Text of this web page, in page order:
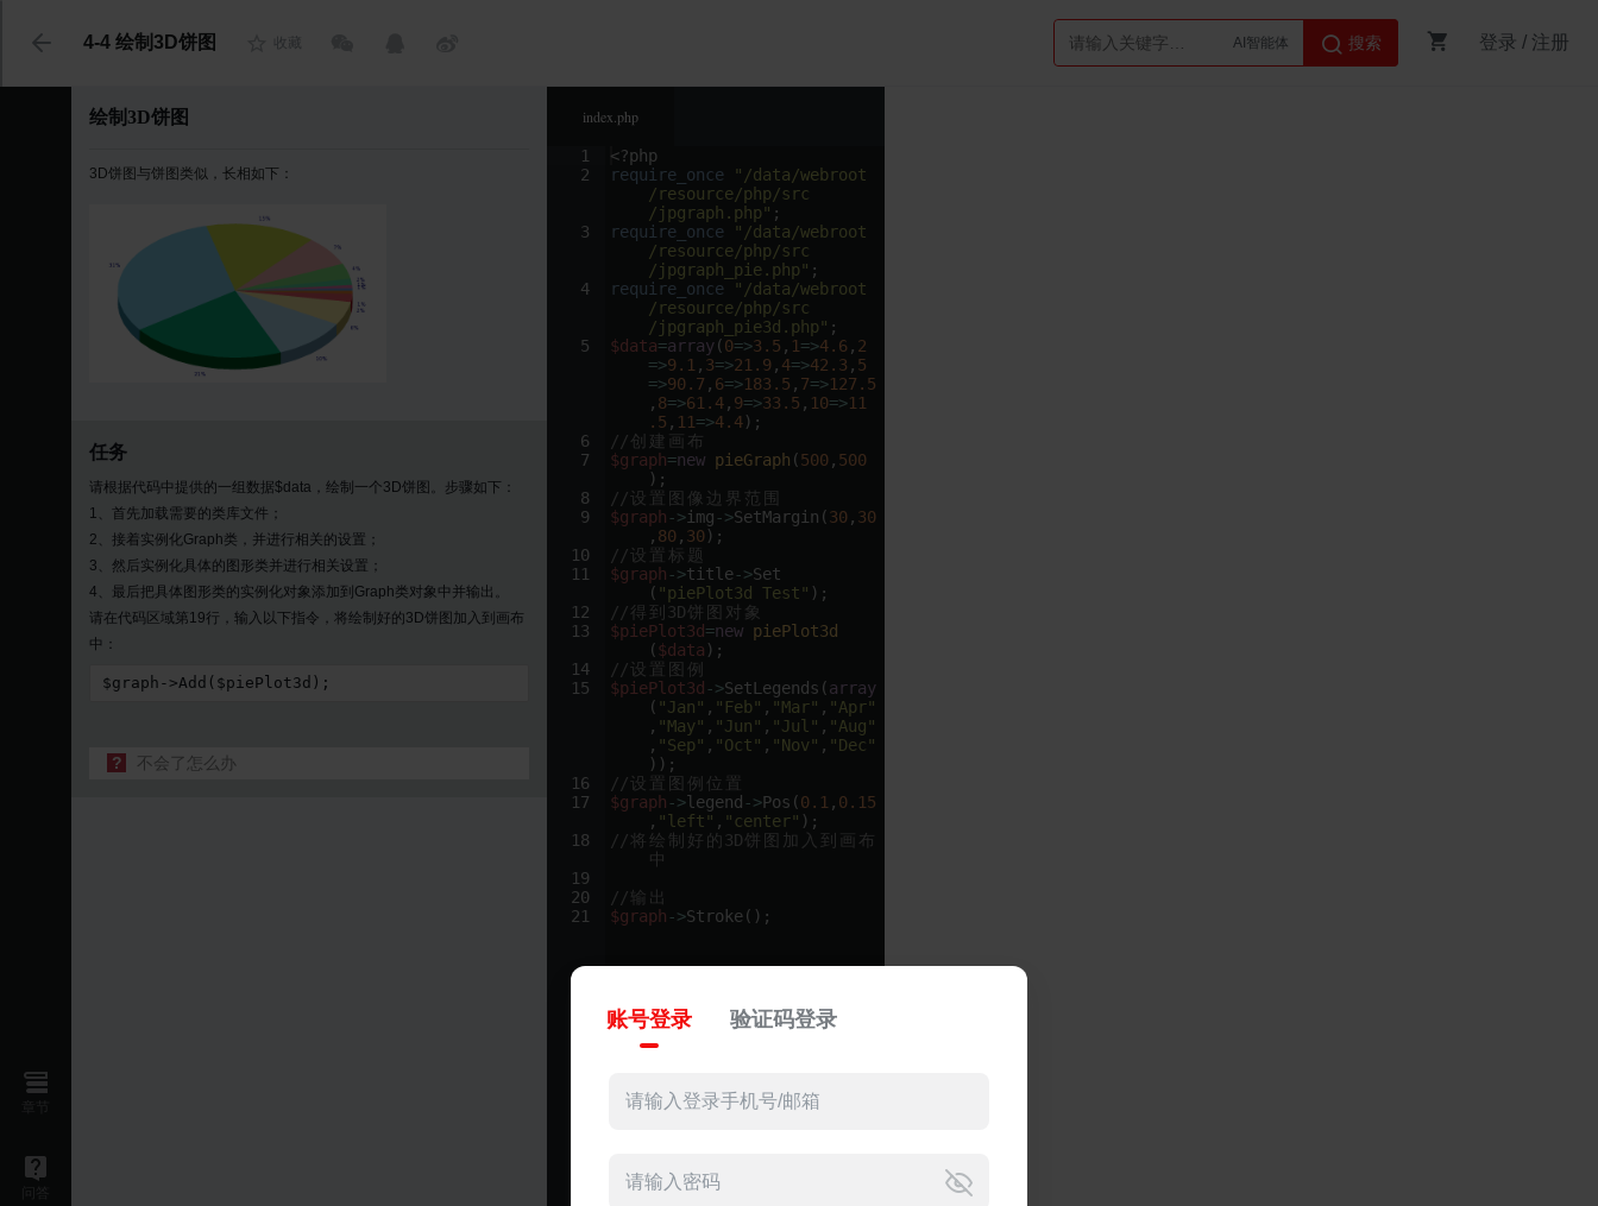
4-4 绘制3D饼图 收藏
Python
AI智能体
搜索 登录 / 注册
绘制3D饼图
3D饼图与饼图类似，长相如下：
任务
请根据代码中提供的一组数据$data，绘制一个3D饼图。步骤如下：
1、首先加载需要的类库文件；
2、接着实例化Graph类，并进行相关的设置；
3、然后实例化具体的图形类并进行相关设置；
4、最后把具体图形类的实例化对象添加到Graph类对象中并输出。
请在代码区域第19行，输入以下指令，将绘制好的3D饼图加入到画布
中：
$graph->Add($piePlot3d);
? 不会了怎么办
index.php
1
2
3
4
5
6
7
8
9
10
11
12
13
14
15
16
17
18
19
20
21
<?php
require_once
"/data/webroot
/resource/php/src
/jpgraph.php" ;
require_once
"/data/webroot
/resource/php/src
/jpgraph_pie.php" ;
require_once
"/data/webroot
/resource/php/src
/jpgraph_pie3d.php" ;
$data=array(0=>3.5 , 1 =>4.6 , 2
=>9.1 , 3=>21.9 , 4=>42.3 , 5
=>90.7 , 6=>183.5 , 7=>127.5
, 8=>61.4, 9=>33.5 , 10=>11
.5 , 11 =>4.4) ;
// 创 建 画 布
$graph=new pieGraph (500, 500
) ;
//设 置 图 像 边 界 范 围
$graph ->img ->SetMargin (30, 30
, 80, 30) ;
//设 置 标 题
$graph ->title->Set
( "piePlot3d Test" ) ;
//得 到 3D饼 图 对 象
$piePlot3d=new piePlot3d
($data ) ;
//设 置 图 例
$piePlot3d ->SetLegends (array
( "Jan" , "Feb" , "Mar" , "Apr"
, "May" , "Jun" , "Jul" , "Aug"
, "Sep" , "Oct" , "Nov" , "Dec"
)) ;
//设 置 图 例 位 置
$graph ->legend ->Pos (0.1 , 0.15
, "left" , "center" ) ;
//将 绘 制 好 的 3D饼 图 加 入 到 画 布
中
//输 出
$graph ->Stroke( ) ;
账号登录 验证码登录